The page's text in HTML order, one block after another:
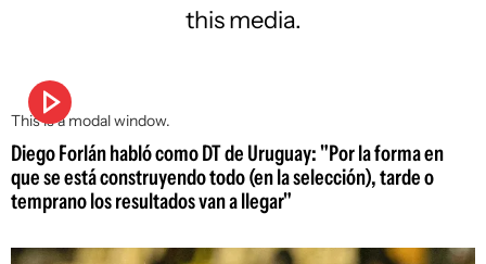
This is a modal window.
this media.
Diego Forlán habló como DT de Uruguay: "Por la forma en
que se está construyendo todo (en la selección), tarde o
temprano los resultados van a llegar"